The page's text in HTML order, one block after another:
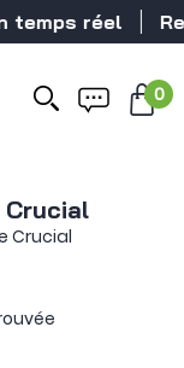
temps réel
0
Crucial
Crucial